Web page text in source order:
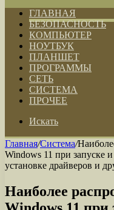
ГЛАВНАЯ
БЕЗОПАСНОСТЬ
КОМПЬЮТЕР
НОУТБУК
ПЛАНШЕТ
ПРОГРАММЫ
СЕТЬ
СИСТЕМА
ПРОЧЕЕ
Искать
Главная/Система/
Windows 11 при запуске
установке драйверов и
Наиболее